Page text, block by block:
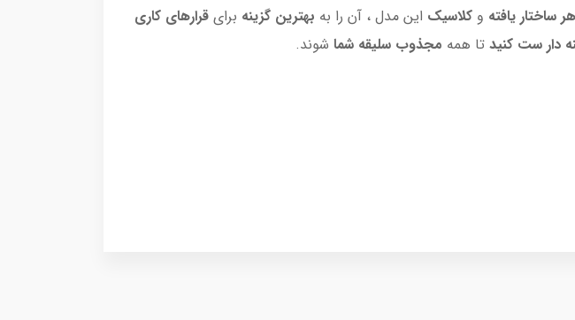
ساختار یافته و کلاسیک این مدل ، آن را به بهترین گزینه برای قرارهای کاری
دار ست کنید تا همه مجذوب سلیقه شما شوند.